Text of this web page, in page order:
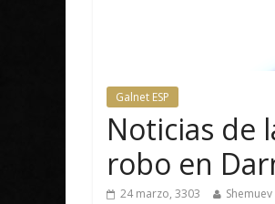
Galnet ESP
Noticias de
robo en
24 marzo, 3303 Shemuev